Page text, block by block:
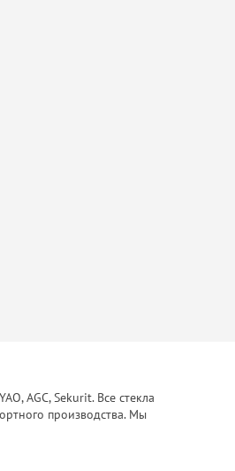
AGC, Sekurit. Все стекла
производства. Мы